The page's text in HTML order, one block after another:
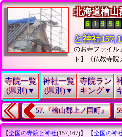
北海道檜山
と神社
のお寺ファイル
ト】《仏教寺
寺院一覧
(県別)▼
神社一覧
(県別)▼
寺院ラン
キング▼
57.『檜山郡上ノ国町』
【全国の寺院と神社(157,167)】 【全国の神